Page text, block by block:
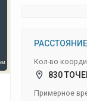
Кол-во
830
Примерное